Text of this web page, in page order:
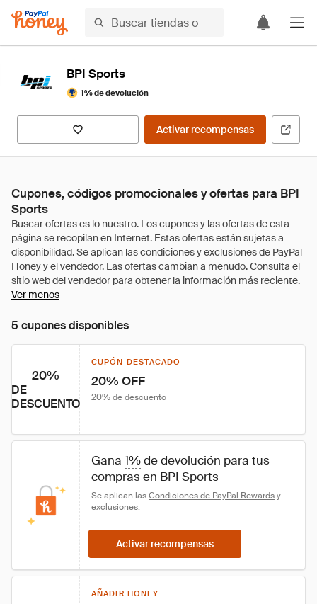
BPI Sports
1% de devolución
Activar recompensas
Cupones, códigos promocionales y ofertas para BPI
Sports
Ver menos
5 cupones disponibles
20%
DE
DESCUENTO
CUPÓN DESTACADO
20% OFF
20% de descuento
Gana 1% de devolución para tus
compras en BPI Sports
Se aplican las Condiciones de PayPal Rewards y
exclusiones.
Activar recompensas
AÑADIR HONEY